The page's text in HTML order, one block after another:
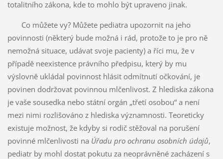
totalitního zákona, kde to mohlo být upraveno jinak.
Co můžete vy? Můžete pediatra upozornit na jeho
povinnosti (některý bude možná i rád, protože to je pro ně
nemožná situace, udávat svoje pacienty) a říci mu, že v
případě neexistence právního předpisu, který by mu
výslovně ukládal povinnost hlásit odmítnutí očkování, je
povinen dodržovat povinnou mlčenlivost. Z hlediska zákona
je vaše sousedka nebo státní orgán „třetí osobou“ a není
mezi nimi rozlišováno z hlediska významnosti. Teoreticky
existuje možnost, že kdyby si rodič stěžoval na porušení
povinné mlčenlivosti na Úřadu pro ochranu osobních údajů,
pediatr by mohl dostat pokutu za neoprávněné zacházení s